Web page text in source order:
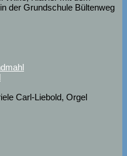
der Grundschule Bültenweg
Carl-Liebold, Orgel